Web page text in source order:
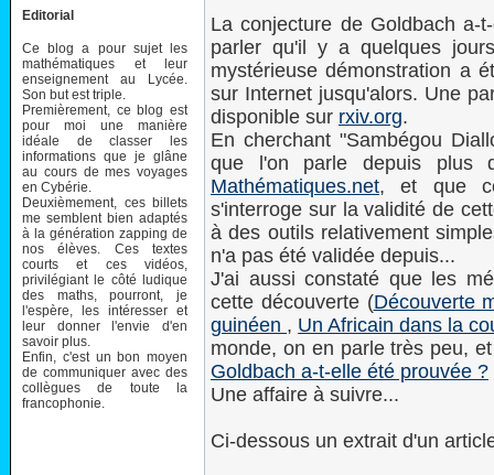
Editorial
Ce blog a pour sujet les
mathématiques et leur
enseignement au Lycée.
Son but est triple.
Premièrement, ce blog est
pour moi une manière
idéale de classer les
informations que je glâne
au cours de mes voyages
en Cybérie.
Deuxièmement, ces billets
me semblent bien adaptés
à la génération zapping de
nos élèves. Ces textes
courts et ces vidéos,
privilégiant le côté ludique
des maths, pourront, je
l'espère, les intéresser et
leur donner l'envie d'en
savoir plus.
Enfin, c'est un bon moyen
de communiquer avec des
collègues de toute la
francophonie.
La conjecture de Goldbach a-
parler qu'il y a quelques
mystérieuse démonstration a
sur Internet jusqu'alors. Une
disponible sur rxiv.org.
En cherchant "Sambégou
que l'on parle depuis plus
Mathématiques.net, et que
s'interroge sur la validité de
à des outils relativement
n'a pas été validée depuis...
J'ai aussi constaté que les
cette découverte (Découverte
guinéen , Un Africain dans la
monde, on en parle très peu,
Goldbach a-t-elle été prouvée ?
Une affaire à suivre...
Ci-dessous un extrait d'un